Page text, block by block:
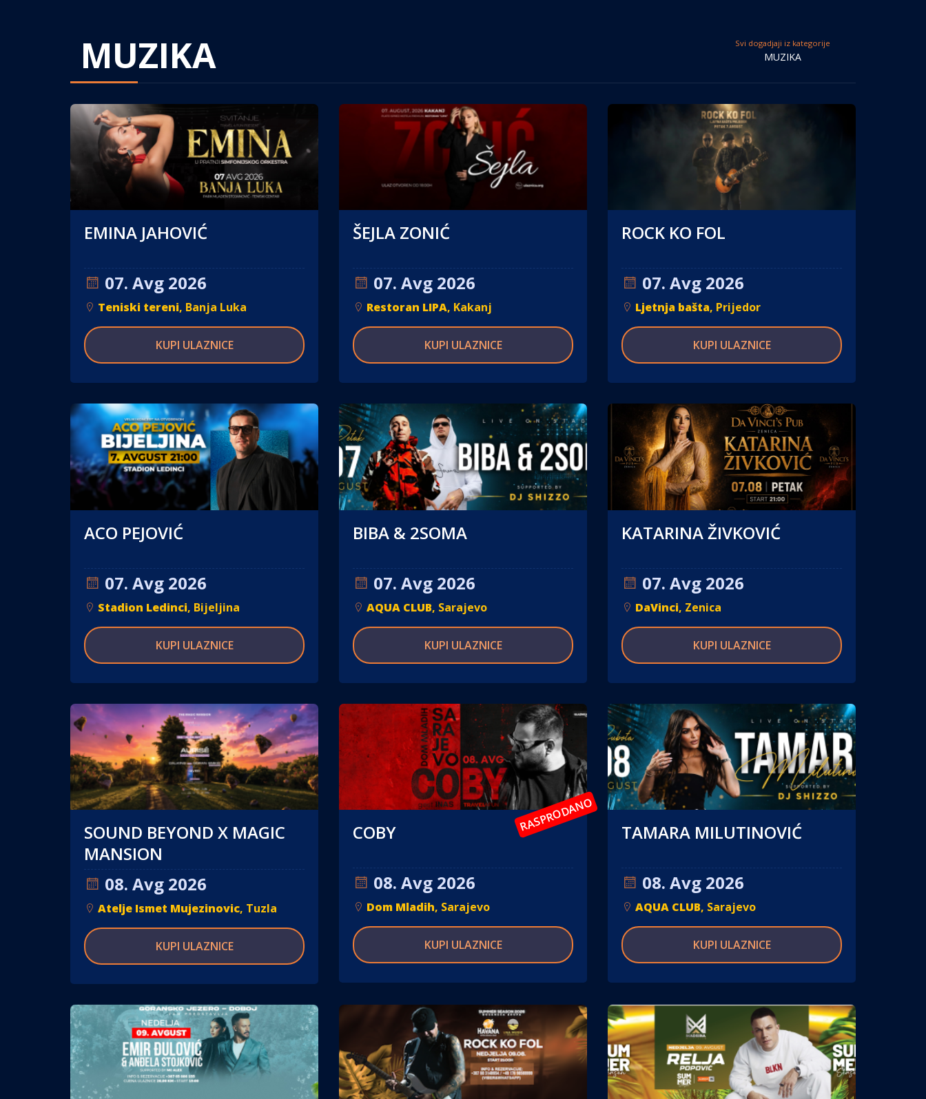
MUZIKA Svi dogadjaji iz kategorije
MUZIKA
EMINA JAHOVIĆ
07. Avg 2026
Teniski tereni, Banja Luka
KUPI ULAZNICE
ŠEJLA ZONIĆ
07. Avg 2026
Restoran LIPA, Kakanj
KUPI ULAZNICE
ROCK KO FOL
07. Avg 2026
Ljetnja bašta, Prijedor
KUPI ULAZNICE
ACO PEJOVIĆ
07. Avg 2026
Stadion Ledinci, Bijeljina
KUPI ULAZNICE
BIBA & 2SOMA
07. Avg 2026
AQUA CLUB, Sarajevo
KUPI ULAZNICE
KATARINA ŽIVKOVIĆ
07. Avg 2026
DaVinci, Zenica
KUPI ULAZNICE
SOUND BEYOND X MAGIC
MANSION
08. Avg 2026
Atelje Ismet Mujezinovic, Tuzla
KUPI ULAZNICE
COBY RASPRODANO
08. Avg 2026
Dom Mladih, Sarajevo
KUPI ULAZNICE
TAMARA MILUTINOVIĆ
08. Avg 2026
AQUA CLUB, Sarajevo
KUPI ULAZNICE